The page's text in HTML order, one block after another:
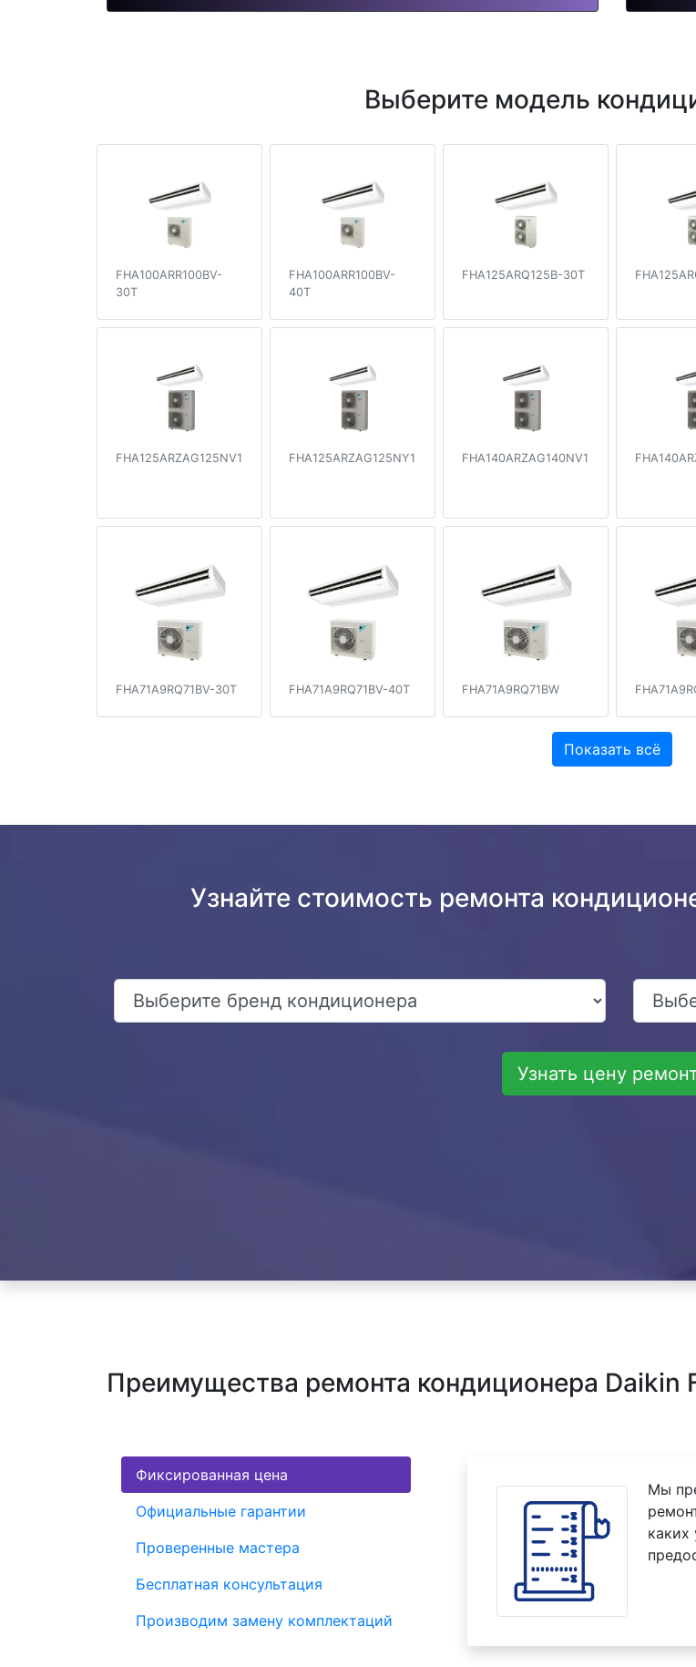
Выберите модель
FHA100ARR100BV-
30T
FHA100ARR100BV-
40T
FHA125ARQ125B-30T
FHA125ARZAG125NV1 FHA125ARZAG125NY1 FHA140ARZAG140NV1
FHA71A9RQ71BV-30T FHA71A9RQ71BV-40T FHA71A9RQ71BW
Показать всё
Узнайте стоимость ремонта
Узнать цену
Преимущества ремонта кондиционера Daikin
Фиксированная цена
Официальные гарантии
Проверенные мастера
Бесплатная консультация
Производим замену комплектаций
Мы
каких